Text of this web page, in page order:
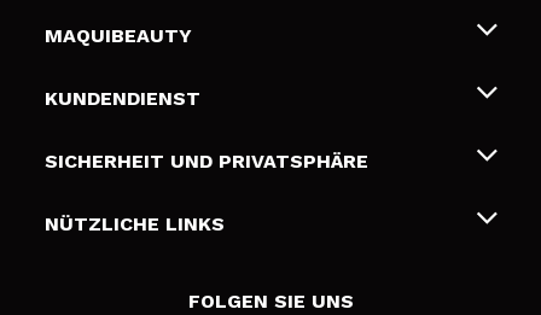
MAQUIBEAUTY
Über uns
Geschenkkarten
KUNDENDIENST
Liefer- und Versandkosten
Zahlung
SICHERHEIT UND PRIVATSPHÄRE
Bedingungen und Datenschutz
NÜTZLICHE LINKS
FOLGEN SIE UNS